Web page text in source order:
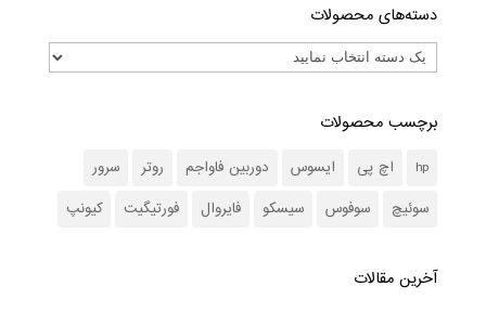
دسته‌های محصولات
برچسب محصولات
hp اچ پی ایسوس دوربین فاواجم روتر
سرور
سوئیچ
سوفوس سیسکو فایروال فورتیگیت کیونپ
آخرین مقالات